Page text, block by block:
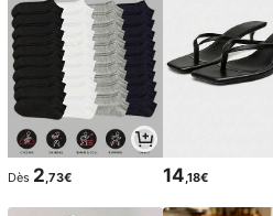
Dès 2,73€ 14,18€